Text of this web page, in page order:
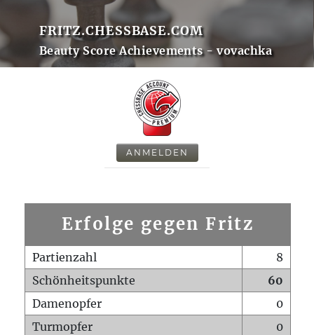
FRITZ.CHESSBASE.COM
Beauty Score Achievements - vovachka
ANMELDEN
Erfolge gegen Fritz
Partienzahl
8
Schönheitspunkte
60
Damenopfer
0
Turmopfer
0